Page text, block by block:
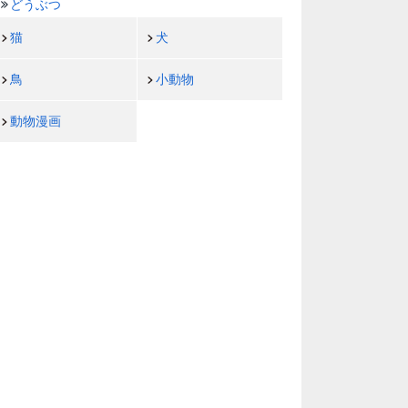
どうぶつ
猫 犬
鳥 小動物
動物漫画